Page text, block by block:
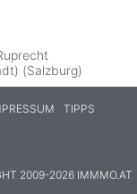
(Salzburg)
TIPPS
2009-2026 IMMMO.AT